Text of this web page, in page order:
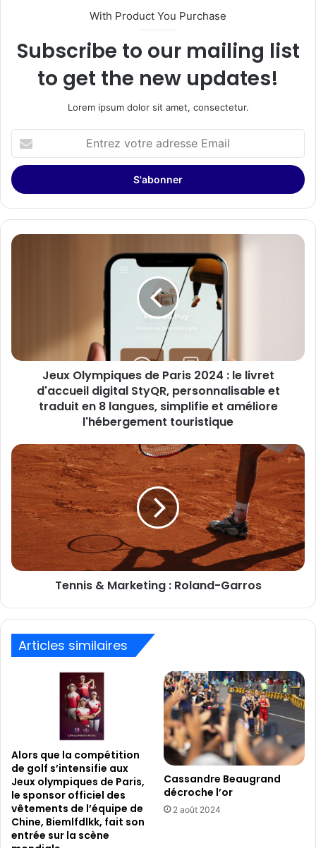
With Product You Purchase
Subscribe to our mailing list
to get the new updates!
Lorem ipsum dolor sit amet, consectetur.
votre
adresse
Email
Jeux
d'accueil
StyQR,
personnalisable
en
8
langues,
simplifie
et
améliore
l'hébergement
touristique
Jeux Olympiques de Paris 2024 : le livret
d'accueil digital StyQR, personnalisable et
traduit en 8 langues, simplifie et améliore
l'hébergement touristique
Tennis
&
Marketing
:
Roland-
Garros
Tennis & Marketing : Roland-Garros
Articles similaires
Alors que la compétition
de golf s’intensifie aux
Jeux olympiques de Paris,
le sponsor officiel des
vêtements de l’équipe de
Chine, Biemlfdlkk, fait son
entrée sur la scène
Cassandre Beaugrand
décroche l’or
2 août 2024